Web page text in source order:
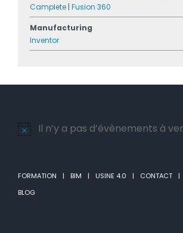
Camplete | Fusion 360
Manufacturing
Inventor
Notice
Il n’y a pas d’évènements à
FORMATION BIM USINE 4.0 CONTACT
BLOG